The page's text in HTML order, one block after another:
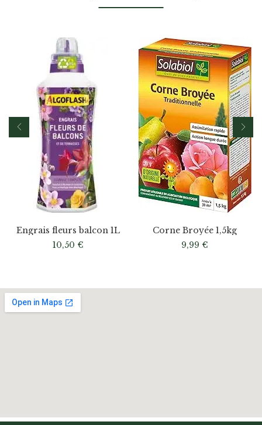
Engrais fleurs balcon 1L
10,50 €
Corne Broyée 1,5kg
9,99 €